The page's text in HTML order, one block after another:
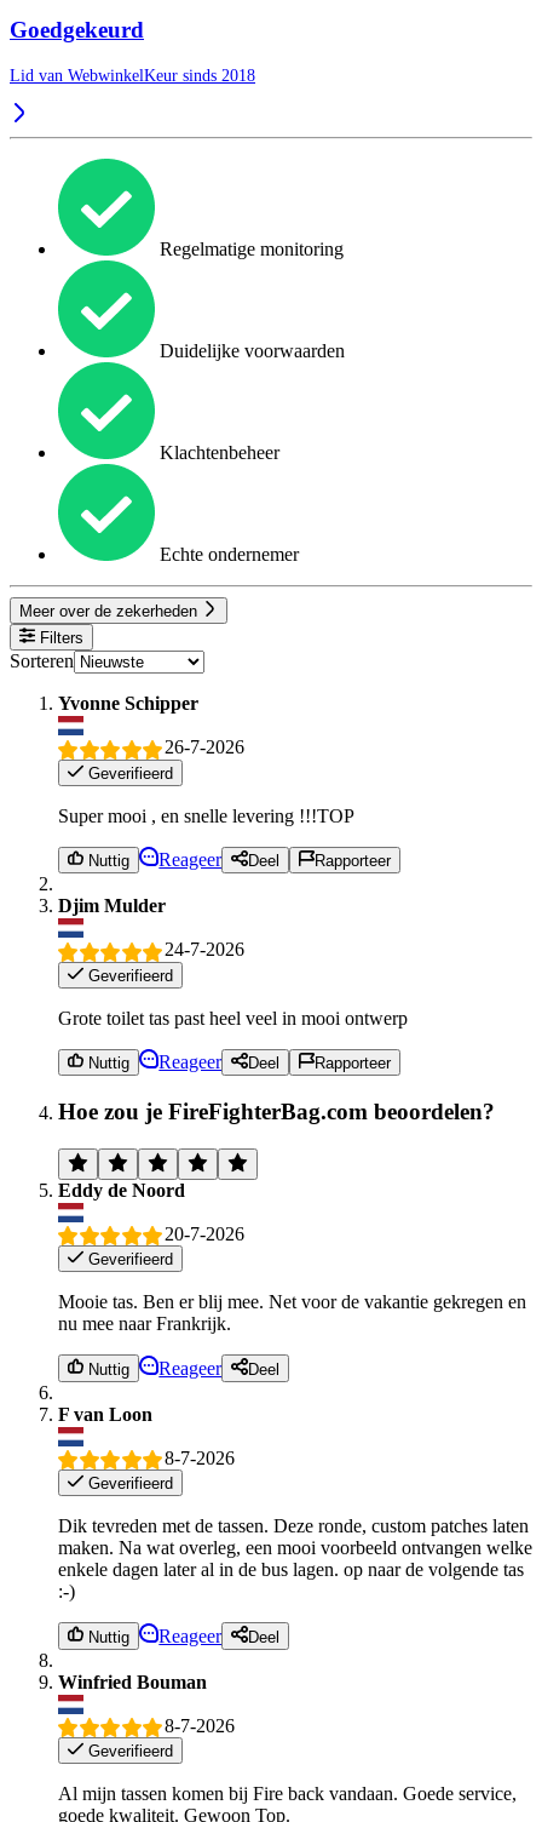
Goedgekeurd
Lid van WebwinkelKeur sinds 2018
Regelmatige monitoring
Duidelijke voorwaarden
Klachtenbeheer
Echte ondernemer
Meer over de zekerheden
Filters
Sorteren
Yvonne Schipper
26-7-2026
Geverifieerd
Super mooi , en snelle levering !!!TOP
Nuttig Reageer Deel Rapporteer
Djim Mulder
24-7-2026
Geverifieerd
Grote toilet tas past heel veel in mooi ontwerp
Nuttig Reageer Deel Rapporteer
Hoe zou je FireFighterBag.com beoordelen?
Eddy de Noord
20-7-2026
Geverifieerd
Mooie tas. Ben er blij mee. Net voor de vakantie gekregen en
nu mee naar Frankrijk.
Nuttig Reageer Deel
F van Loon
8-7-2026
Geverifieerd
Dik tevreden met de tassen. Deze ronde, custom patches laten
maken. Na wat overleg, een mooi voorbeeld ontvangen welke
enkele dagen later al in de bus lagen. op naar de volgende tas
:-)
Nuttig Reageer Deel
Winfried Bouman
8-7-2026
Geverifieerd
Al mijn tassen komen bij Fire back vandaan. Goede service,
goede kwaliteit. Gewoon Top.